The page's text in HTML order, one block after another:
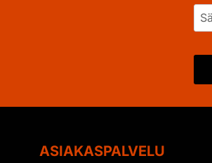
ASIAKASPALVELU